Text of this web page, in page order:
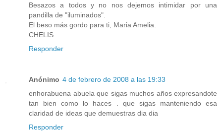
Besazos a todos y no nos dejemos intimidar por una
pandilla de "iluminados".
El beso más gordo para ti, Maria Amelia.
CHELIS
Responder
Anónimo 4 de febrero de 2008 a las 19:33
enhorabuena abuela que sigas muchos años expresandote
tan bien como lo haces . que sigas manteniendo esa
claridad de ideas que demuestras dia dia
Responder